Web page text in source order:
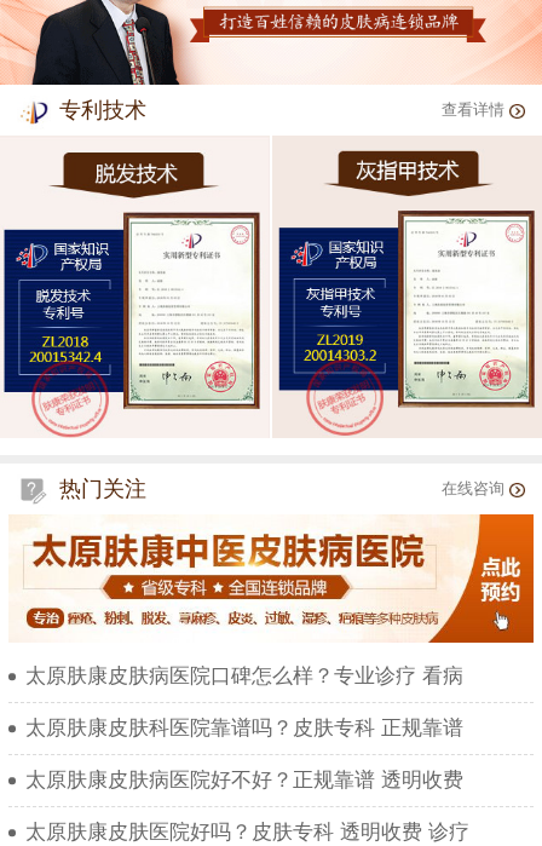
专利技术 查看详情
热门关注 在线咨询
太原肤康皮肤病医院口碑怎么样？专业诊疗 看病
太原肤康皮肤科医院靠谱吗？皮肤专科 正规靠谱
太原肤康皮肤病医院好不好？正规靠谱 透明收费
太原肤康皮肤医院好吗？皮肤专科 透明收费 诊疗